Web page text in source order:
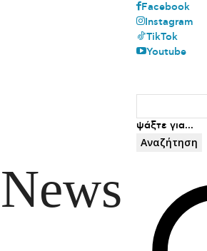
Facebook
Instagram
TikTok
Youtube
ψάξτε για...
Αναζήτηση